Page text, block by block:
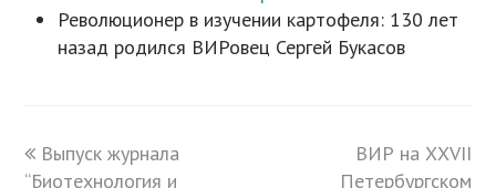
Революционер в изучении картофеля: 130 лет
назад родился ВИРовец Сергей Букасов
previous
post:
Выпуск журнала
“Биотехнология и
next
post:
ВИР на ХХVII
Петербургском